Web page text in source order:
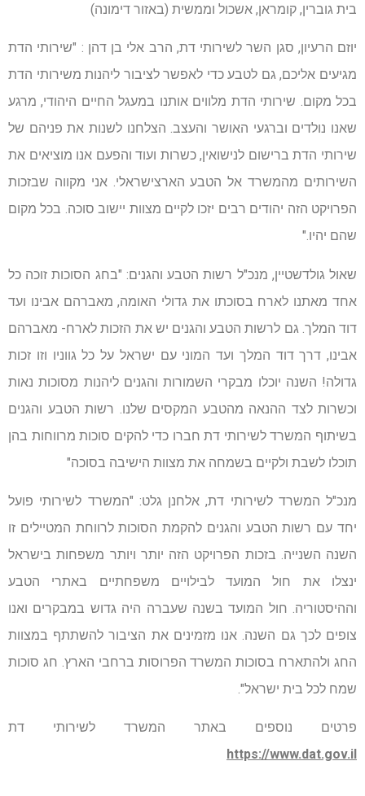
בית גוברין, קומראן, אשכול וממשית (באזור דימונה)
יוזם הרעיון, סגן השר לשירותי דת, הרב אלי בן דהן : "שירותי הדת
מגיעים אליכם, גם לטבע כדי לאפשר לציבור ליהנות משירותי הדת
בכל מקום. שירותי הדת מלווים אותנו במעגל החיים היהודי, מרגע
שאנו נולדים וברגעי האושר והעצב. הצלחנו לשנות את פניהם של
שירותי הדת ברישום לנישואין, כשרות ועוד והפעם אנו מוציאים את
השירותים מהמשרד אל הטבע הארצישראלי. אני מקווה שבזכות
הפרויקט הזה יהודים רבים יזכו לקיים מצוות יישוב סוכה. בכל מקום
שהם יהיו."
שאול גולדשטיין, מנכ"ל רשות הטבע והגנים: "בחג הסוכות זוכה כל
אחד מאתנו לארח בסוכתו את גדולי האומה, מאברהם אבינו ועד
דוד המלך. גם לרשות הטבע והגנים יש את הזכות לארח- מאברהם
אבינו, דרך דוד המלך ועד המוני עם ישראל על כל גווניו וזו זכות
גדולה! השנה יוכלו מבקרי השמורות והגנים ליהנות מסוכות נאות
וכשרות לצד ההנאה מהטבע המקסים שלנו. רשות הטבע והגנים
בשיתוף המשרד לשירותי דת חברו כדי להקים סוכות מרווחות בהן
תוכלו לשבת ולקיים בשמחה את מצוות הישיבה בסוכה"
מנכ"ל המשרד לשירותי דת, אלחנן גלט: "המשרד לשירותי פועל
יחד עם רשות הטבע והגנים להקמת הסוכות לרווחת המטיילים זו
השנה השנייה. בזכות הפרויקט הזה יותר ויותר משפחות בישראל
ינצלו את חול המועד לבילויים משפחתיים באתרי הטבע
וההיסטוריה. חול המועד בשנה שעברה היה גדוש במבקרים ואנו
צופים לכך גם השנה. אנו מזמינים את הציבור להשתתף במצוות
החג ולהתארח בסוכות המשרד הפרוסות ברחבי הארץ. חג סוכות
שמח לכל בית ישראל".
פרטים נוספים באתר המשרד לשירותי דת
https://www.dat.gov.il